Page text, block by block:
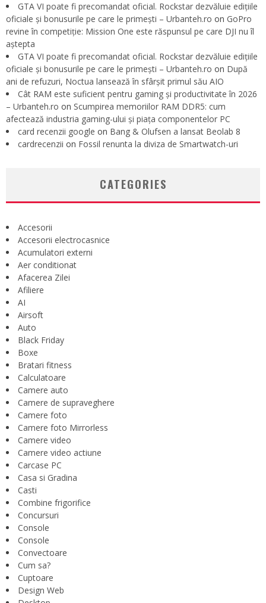
GTA VI poate fi precomandat oficial. Rockstar dezvăluie edițiile
oficiale și bonusurile pe care le primești – Urbanteh.ro on GoPro
revine în competiție: Mission One este răspunsul pe care DJI nu îl
aștepta
GTA VI poate fi precomandat oficial. Rockstar dezvăluie edițiile
oficiale și bonusurile pe care le primești – Urbanteh.ro on După
ani de refuzuri, Noctua lansează în sfârșit primul său AIO
Cât RAM este suficient pentru gaming și productivitate în 2026
– Urbanteh.ro on Scumpirea memoriilor RAM DDR5: cum
afectează industria gaming-ului și piața componentelor PC
card recenzii google on Bang & Olufsen a lansat Beolab 8
cardrecenzii on Fossil renunta la diviza de Smartwatch-uri
CATEGORIES
Accesorii
Accesorii electrocasnice
Acumulatori externi
Aer conditionat
Afacerea Zilei
Afiliere
AI
Airsoft
Auto
Black Friday
Boxe
Bratari fitness
Calculatoare
Camere auto
Camere de supraveghere
Camere foto
Camere foto Mirrorless
Camere video
Camere video actiune
Carcase PC
Casa si Gradina
Casti
Combine frigorifice
Concursuri
Console
Console
Convectoare
Cum sa?
Cuptoare
Design Web